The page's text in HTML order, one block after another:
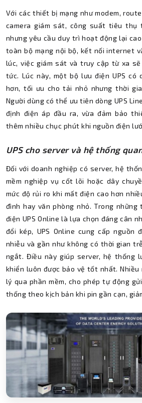
Với các thiết bị mạng như modem,
camera giám sát, công suất tiêu thụ
nhưng yêu cầu duy trì hoạt động lại
toàn bộ mạng nội bộ, kết nối internet
lúc, việc giám sát và truy cập từ xa
tức. Lúc này, một bộ lưu điện UPS có
hơn, tối ưu cho tải nhỏ nhưng thời
Người dùng có thể ưu tiên dòng UPS
định điện áp đầu ra, vừa đảm bảo
thêm nhiều chục phút khi nguồn điện
UPS cho server và hệ thống
Đối với doanh nghiệp có server, hệ
mềm nghiệp vụ cốt lõi hoặc dây
mức độ rủi ro khi mất điện cao hơn
đình hay văn phòng nhỏ. Trong những
điện UPS Online là lựa chọn đáng cân
đổi kép, UPS Online cung cấp nguồn
nhiễu và gần như không có thời gian
ngắt. Điều này giúp server, hệ thống
khiển luôn được bảo vệ tốt nhất. Nhiều
lý qua phần mềm, cho phép tự động
thống theo kịch bản khi pin gần cạn,